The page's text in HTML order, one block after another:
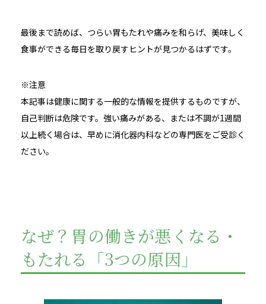
最後まで読めば、つらい胃もたれや痛みを和らげ、美味しく
食事ができる毎日を取り戻すヒントが見つかるはずです。
※注意
本記事は健康に関する一般的な情報を提供するものですが、
自己判断は危険です。強い痛みがある、または不調が1週間
以上続く場合は、早めに消化器内科などの専門医をご受診く
ださい。
なぜ？胃の働きが悪くなる・
もたれる「3つの原因」